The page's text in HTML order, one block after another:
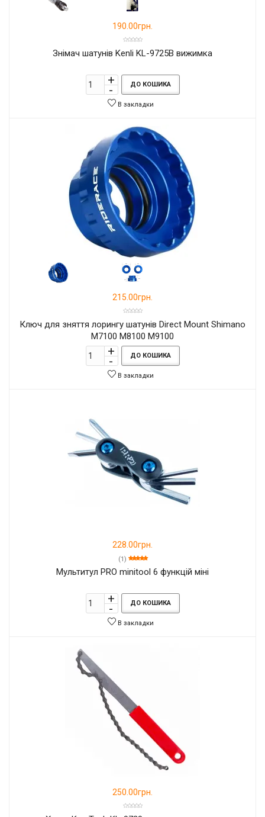
190.00грн.
Знімач шатунів Kenli KL-9725B вижимка
ДО КОШИКА
В закладки
215.00грн.
Ключ для зняття лорингу шатунів Direct Mount Shimano
M7100 M8100 M9100
ДО КОШИКА
В закладки
228.00грн.
(1)
Mультитул PRO minitool 6 функцій міні
ДО КОШИКА
В закладки
250.00грн.